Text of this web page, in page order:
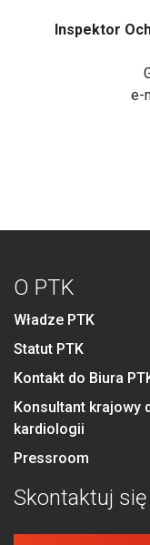
Inspektor
e-
O PTK
Władze PTK
Statut PTK
Kontakt do Biura
Konsultant krajowy
kardiologii
Pressroom
Skontaktuj się